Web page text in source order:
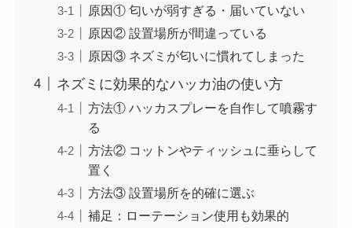
原因① 匂いが弱すぎる・届いていない
原因② 設置場所が間違っている
原因③ ネズミが匂いに慣れてしまった
ネズミに効果的なハッカ油の使い方
方法① ハッカスプレーを自作して噴霧す
る
方法② コットンやティッシュに垂らして
置く
方法③ 設置場所を的確に選ぶ
補足：ローテーション使用も効果的